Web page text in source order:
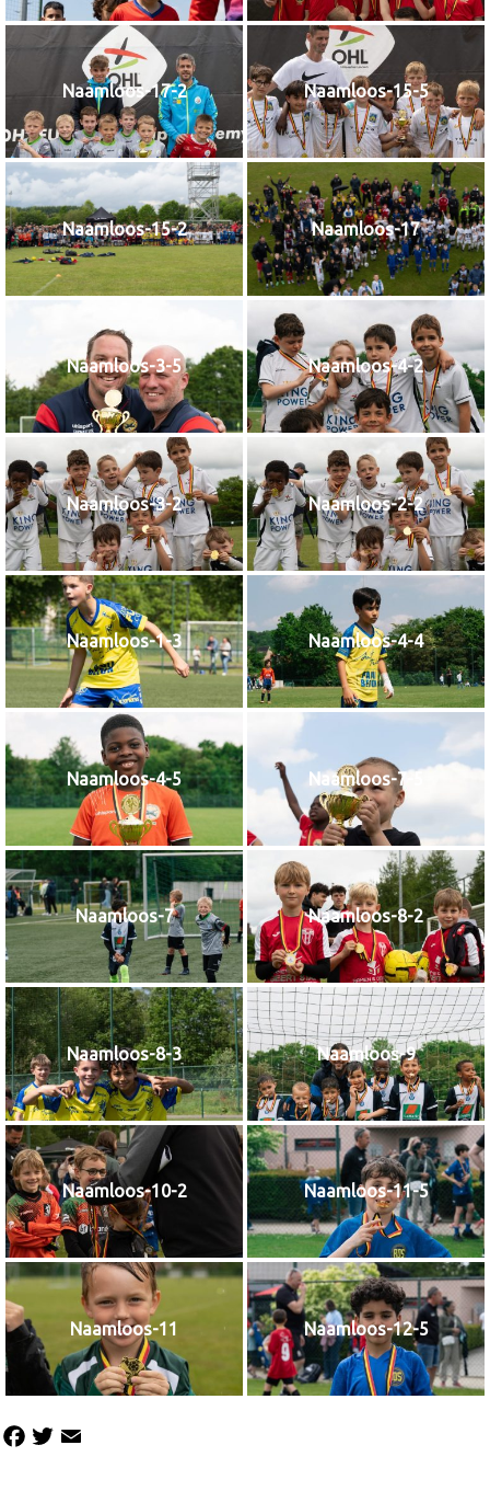
Naamloos-17-2 Naamloos-15-5
Naamloos-15-2 Naamloos-17
Naamloos-3-5 Naamloos-4-2
Naamloos-3-2 Naamloos-2-2
Naamloos-1-3 Naamloos-4-4
Naamloos-4-5 Naamloos-7-5
Naamloos-7 Naamloos-8-2
Naamloos-8-3 Naamloos-9
Naamloos-10-2 Naamloos-11-5
Naamloos-11 Naamloos-12-5
Facebook
Twitter
Email